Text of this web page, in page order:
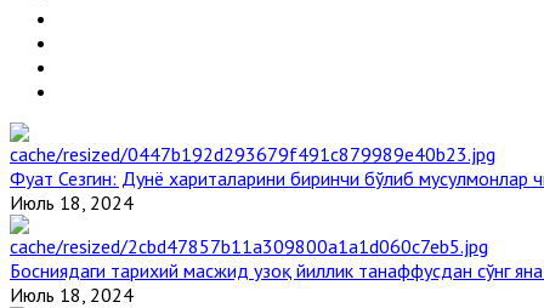
Фуат Сезгин: Дунё хариталарини биринчи бўлиб мусулмонлар
Июль 18, 2024
Босниядаги тарихий масжид узоқ йиллик танаффусдан сўнг
Июль 18, 2024